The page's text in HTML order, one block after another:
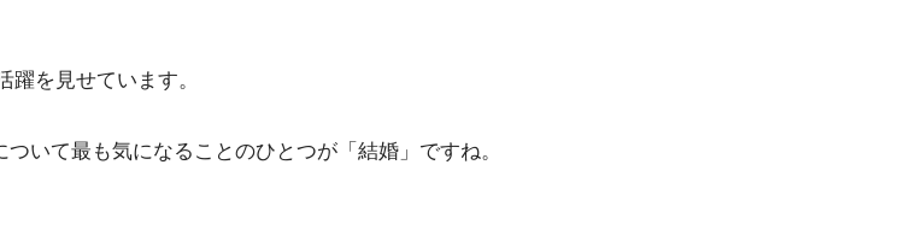
を見せています。
いて最も気になることのひとつが「結婚」ですね。